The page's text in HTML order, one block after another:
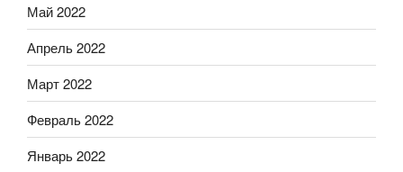
Май 2022
Апрель 2022
Март 2022
Февраль 2022
Январь 2022